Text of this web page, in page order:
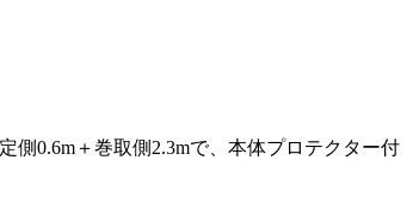
側0.6m＋巻取側2.3mで、本体プロテクター付